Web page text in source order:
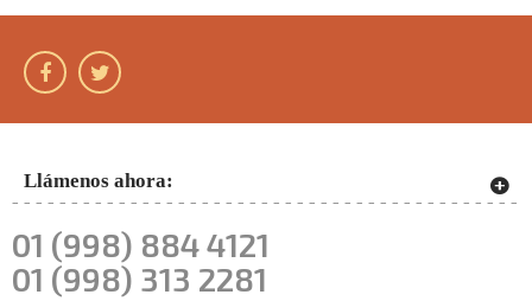
Llámenos ahora:
01 (998) 884 4121
01 (998) 313 2281